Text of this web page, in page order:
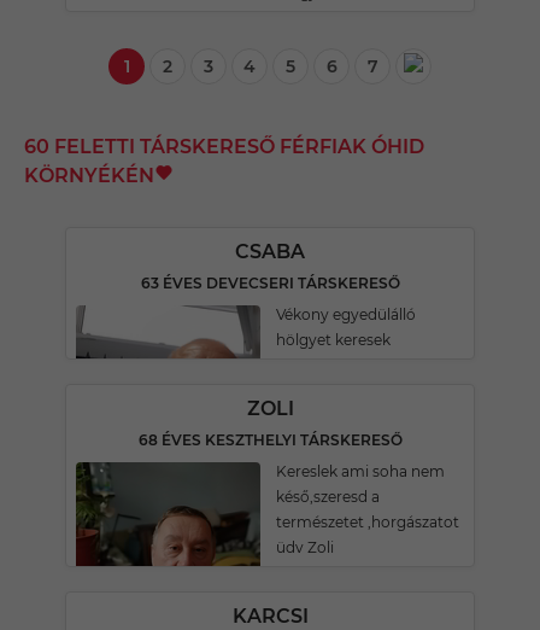
1 2 3 4 5 6 7
60 FELETTI TÁRSKERESŐ FÉRFIAK ÓHID
KÖRNYÉKÉN
CSABA
63 ÉVES DEVECSERI TÁRSKERESŐ
Vékony egyedülálló
hölgyet keresek
ZOLI
68 ÉVES KESZTHELYI TÁRSKERESŐ
Kereslek ami soha nem
késő,szeresd a
természetet ,horgászatot
üdv Zoli
KARCSI